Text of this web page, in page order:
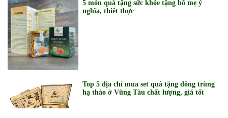
nghĩa, thiết thực
Top 5 địa chỉ mua set quà tặng đông trùng
hạ thảo ở Vũng Tàu chất lượng, giá tốt